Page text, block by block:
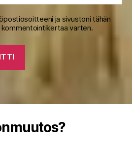
ja sivustoni tähän
kommentointikertaa varten.